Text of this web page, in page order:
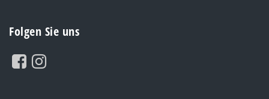
Folgen Sie uns